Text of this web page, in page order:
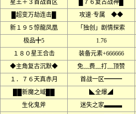
星王＋３首战首区
█７６复古战神█
█超变万劫连击█
攻速·专属 ◆◆
新１９５惊龍凤凰
「独创」剧情探索
极品╋5
1.76
１８０星王合击
装备元素+666666
◆主角复古沉默◆
免﹏费﹏打﹏顶赞
１．７６天真赤月
首战一区━━━
██新魔之域██
◣全爆◢
生化鬼斧
迷失之家▃▃▃